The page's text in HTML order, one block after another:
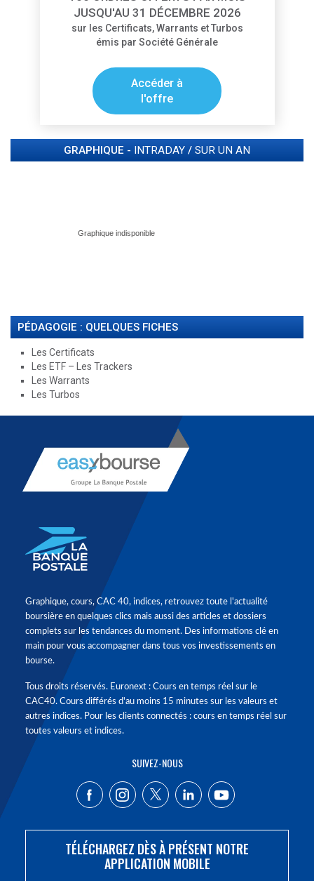
JUSQU'AU 31 DÉCEMBRE 2026
sur les Certificats, Warrants et Turbos
émis par Société Générale
Accéder à
l'offre
GRAPHIQUE - INTRADAY / SUR UN AN
PÉDAGOGIE : QUELQUES FICHES
Les Certificats
Les ETF – Les Trackers
Les Warrants
Les Turbos
Graphique, cours, CAC 40, indices, retrouvez toute l'actualité
boursière en quelques clics mais aussi des articles et dossiers
complets sur les tendances du moment. Des informations clé en
main pour vous accompagner dans tous vos investissements en
bourse.
Tous droits réservés. Euronext : Cours en temps réel sur le
CAC40. Cours différés d'au moins 15 minutes sur les valeurs et
autres indices. Pour les clients connectés : cours en temps réel sur
toutes valeurs et indices.
SUIVEZ-NOUS
TÉLÉCHARGEZ DÈS À PRÉSENT NOTRE
APPLICATION MOBILE